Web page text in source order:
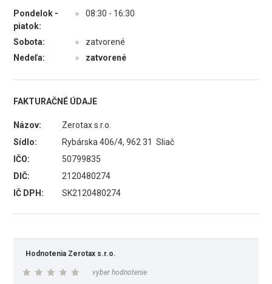
Pondelok -
piatok:
● 08:30 - 16:30
Sobota: ●
zatvorené
Nedeľa:
● zatvorené
FAKTURAČNÉ ÚDAJE
Názov:
Zerotax s.r.o.
Sídlo:
Rybárska 406/4, 962 31 Sliač
IČO:
50799835
DIČ:
2120480274
IČ DPH:
SK2120480274
Hodnotenia Zerotax s.r.o.
vyber hodnotenie